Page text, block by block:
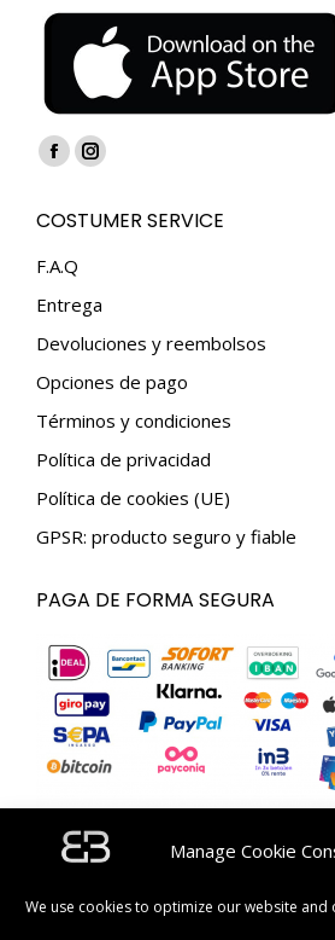
Manage Cookie
We use cookies to optimize our website and
Encuéntranos en:
Facebook
opens
in
window
Instagram
opens
window
COSTUMER SERVICE
F.A.Q
Entrega
Devoluciones y reembolsos
Opciones de pago
Términos y condiciones
Política de privacidad
Política de cookies (UE)
GPSR: producto seguro y fiable
PAGA DE FORMA SEGURA
SUSCRÍBETE Y OBTÉN UN
DE 5 €.